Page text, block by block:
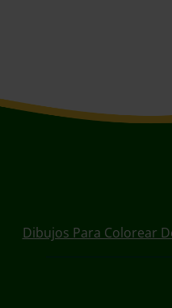
Dibujos Para Colorear